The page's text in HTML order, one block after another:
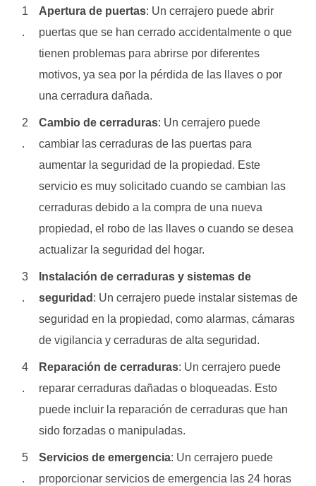
Apertura de puertas: Un cerrajero puede abrir
puertas que se han cerrado accidentalmente o que
tienen problemas para abrirse por diferentes
motivos, ya sea por la pérdida de las llaves o por
una cerradura dañada.
Cambio de cerraduras: Un cerrajero puede
cambiar las cerraduras de las puertas para
aumentar la seguridad de la propiedad. Este
servicio es muy solicitado cuando se cambian las
cerraduras debido a la compra de una nueva
propiedad, el robo de las llaves o cuando se desea
actualizar la seguridad del hogar.
Instalación de cerraduras y sistemas de
seguridad: Un cerrajero puede instalar sistemas de
seguridad en la propiedad, como alarmas, cámaras
de vigilancia y cerraduras de alta seguridad.
Reparación de cerraduras: Un cerrajero puede
reparar cerraduras dañadas o bloqueadas. Esto
puede incluir la reparación de cerraduras que han
sido forzadas o manipuladas.
Servicios de emergencia: Un cerrajero puede
proporcionar servicios de emergencia las 24 horas